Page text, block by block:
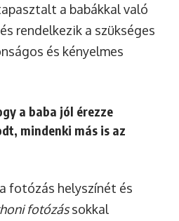
a babákkal való
rendelkezik a szükséges
és kényelmes
a baba jól érezze
mindenki más is az
fotózás helyszínét és
fotózássokkal